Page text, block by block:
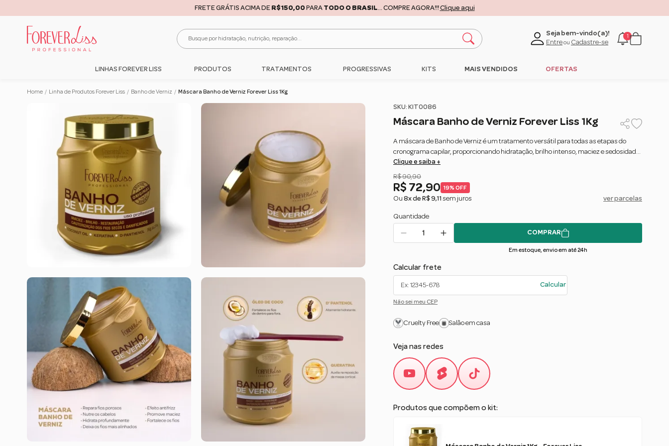
FRETE GRÁTIS ACIMA DE R$150,00 PARA TODO O BRASIL ... COMPRE AGORA!!!Clique aqui
Seja bem-vindo(a)!
Entreou Cadastre-se
1
LINHAS FOREVER LISS PRODUTOS TRATAMENTOS PROGRESSIVAS KITS MAIS VENDIDOS OFERTAS
Home / Linha de Produtos Forever Liss / Banho de Verniz / Máscara Banho de Verniz Forever Liss 1Kg
SKU: KIT0086
Máscara Banho de Verniz Forever Liss 1Kg
A máscara de Banho de Verniz é um tratamento versátil para todas as etapas do
cronograma capilar, proporcionando hidratação, brilho intenso, maciez e sedosidade
para todos os tipos de cabelo.
Clique e saiba +
R$ 90,90
R$ 72,90 19% OFF
Ou 8x de R$ 9,11 sem juros ver parcelas
Quantidade
COMPRAR
Em estoque, envio em até 24h
Calcular frete
Calcular
Não sei meu CEP
Cruelty Free Salão em casa
Veja nas redes
Produtos que compõem o kit: